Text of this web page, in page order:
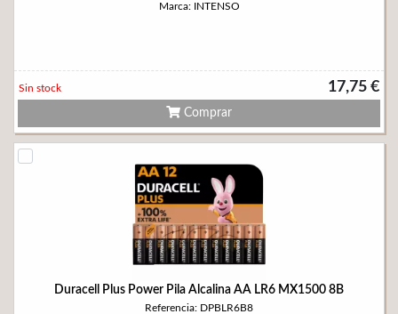
Marca: INTENSO
17,75 €
Sin stock
Comprar
Duracell Plus Power Pila Alcalina AA LR6 MX1500 8B
Referencia: DPBLR6B8